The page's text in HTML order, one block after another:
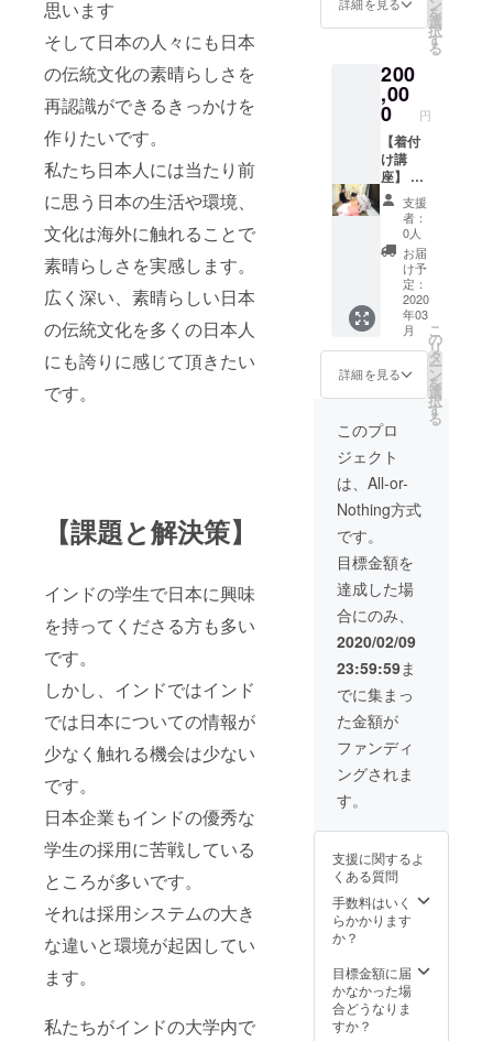
思います
そして日本の人々にも日本
の伝統文化の素晴らしさを
再認識ができるきっかけを
作りたいです。
私たち日本人には当たり前
に思う日本の生活や環境、
文化は海外に触れることで
素晴らしさを実感します。
広く深い、素晴らしい日本
の伝統文化を多くの日本人
にも誇りに感じて頂きたい
です。
【課題と解決策】
インドの学生で日本に興味
を持ってくださる方も多い
です。
しかし、インドではインド
では日本についての情報が
少なく触れる機会は少ない
です。
日本企業もインドの優秀な
学生の採用に苦戦している
ところが多いです。
それは採用システムの大き
な違いと環境が起因してい
ます。
私たちがインドの大学内で
なタイ
ミング
用いた
だけま
す。）
紬、名
古屋
習用着
物お貸
出し、
手ぶら
参加可
能 講座
終了
後、継
続的に
無料で
着物相
談受け
付けて
おりま
す。
（ご利
用期間
は2020
年3月
~12月末
です。
お好き
なタイ
ミング
でご利
用いた
物、
帯、帯
帯締め
セット
＊お好
みの
色、雰
囲気、
着てい
きたい
場など
をヒア
リング
させて
いただ
きいく
つかご
提案さ
せて頂
きま
す。
詳細を見る を
選
択
す
る
200
,00
0 円
【着付
け講
座】 ③
着付け
師スキ
ルマス
ター講
200,000
円 全１
０回 こ
の講座
では人
へのお
着付け
のスキ
ルを習
得する
ことが
できま
す。講
座修了
ルに合
わせて
着付け
のお仕
事のご
紹介も
してい
ます。
（内
容） マ
ンツー
マン
レッ
時間 練
物お貸
出し、
手ぶら
参加可
能 着物
は小
紋、
紬、名
古屋
支援
者：
0人
お届
け予
定：
2020
年03
月
詳細を見る
こ
の
リ
タ
ー
ン
を
選
択
す
る
このプロ
ジェクト
は、All-or-
Nothing方式
です。
目標金額を
達成した場
合にのみ、
2020/02/09
23:59:59ま
でに集まっ
た金額が
ファンディ
ングされま
す。
支援に関するよ
くある質問
手数料はいく
らかかります
か？
目標金額に届
かなかった場
合どうなりま
すか？